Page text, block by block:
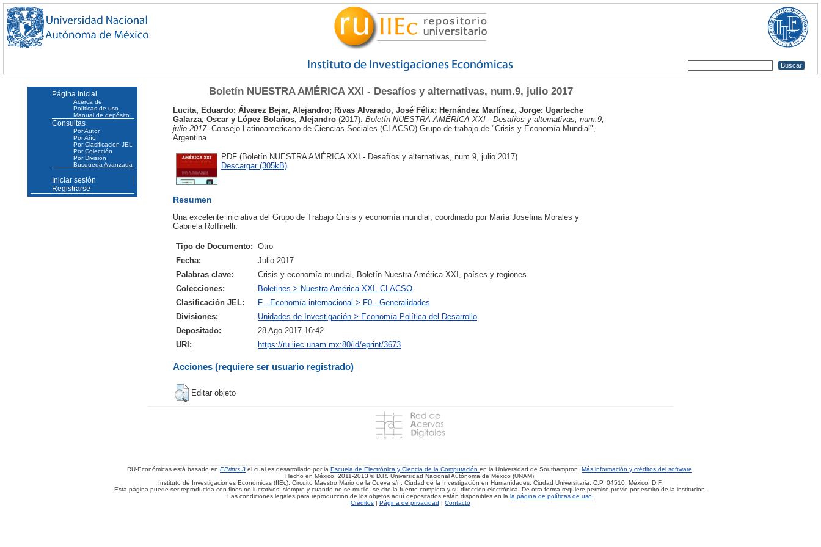
Boletín NUESTRA AMÉRICA XXI - Desafíos y alternativas, num.9, julio 2017
Lucita, Eduardo; Álvarez Bejar, Alejandro; Rivas Alvarado, José Félix; Hernández Martínez, Jorge; Ugarteche
Galarza, Oscar y López Bolaños, Alejandro (2017): Boletín NUESTRA AMÉRICA XXI - Desafíos y alternativas, num.9,
julio 2017. Consejo Latinoamericano de Ciencias Sociales (CLACSO) Grupo de trabajo de "Crisis y Economía Mundial",
Argentina.
PDF (Boletín NUESTRA AMÉRICA XXI - Desafíos y alternativas, num.9, julio 2017)
Descargar (305kB)
Resumen
Una excelente iniciativa del Grupo de Trabajo Crisis y economía mundial, coordinado por María Josefina Morales y
Gabriela Roffinelli.
Tipo de Documento: Otro
Fecha:
Julio 2017
Palabras clave:
Crisis y economía mundial, Boletín Nuestra América XXI, países y regiones
Colecciones:
Boletines > Nuestra América XXI. CLACSO
Clasificación JEL:
F - Economía internacional > F0 - Generalidades
Divisiones:
Unidades de Investigación > Economía Política del Desarrollo
Depositado:
28 Ago 2017 16:42
URI:
https://ru.iiec.unam.mx:80/id/eprint/3673
Acciones (requiere ser usuario registrado)
Editar objeto
Página Inicial
Acerca de
Políticas de uso
Manual de depósito
Consultas
Por Autor
Por Año
Por Clasificación JEL
Por Colección
Por División
Búsqueda Avanzada
Iniciar sesión
Registrarse
RU-Económicas está basado en EPrints 3 el cual es desarrollado por la Escuela de Electrónica y Ciencia de la Computación en la Universidad de Southampton. Más información y créditos del software
Hecho en México, 2011-2013 © D.R. Universidad Nacional Autónoma de México (UNAM).
Instituto de Investigaciones Económicas (IIEc). Circuito Maestro Mario de la Cueva s/n, Ciudad de la Investigación en Humanidades, Ciudad Universitaria, C.P. 04510, México, D.F.
Esta página puede ser reproducida con fines no lucrativos, siempre y cuando no se mutile, se cite la fuente completa y su dirección electrónica. De otra forma requiere permiso previo por escrito de la institución.
Las condiciones legales para reproducción de los objetos aquí depositados están disponibles en la la página de políticas de uso
Créditos | Página de privacidad | Contacto